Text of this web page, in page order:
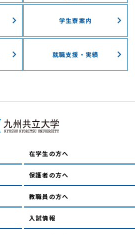
学⽣寮案内
就職支援・実績
在学生の方へ
保護者の方へ
教職員の方へ
入試情報